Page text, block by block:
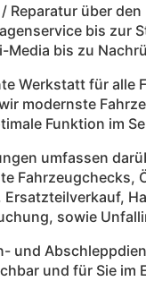
Reparatur über
bis zur
Media bis zu
Werkstatt für alle
modernste
Funktion im
umfassen
Fahrzeugchecks,
Ersatzteilverkauf,
sowie
und
und für Sie im